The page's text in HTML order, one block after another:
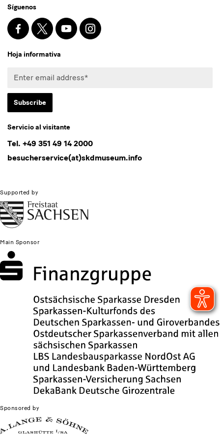
de
Comunicación
Social
y
Boletín
Síguenos
Facebook
X YoutubeInstagram
Hoja informativa
Enter
address*
Subscribe
* Pflichtfeld
I agree to the privacy policy.*
Bitte wählen Sie mindestens einen Newsletter aus.
Newsletter Staatlichen Kunstsammlungen Dresden
Newsletter Albertinum
Newsletter Tourismus
Servicio al visitante
Tel. +49 351 49 14 2000
besucherservice(at)skdmuseum.info
Supported by
Main Sponsor
Sponsored by